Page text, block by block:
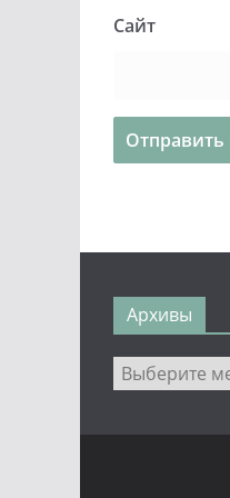
Сайт
Архивы
Архивы